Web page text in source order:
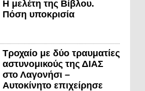
Η μελέτη της Βίβλου.
Πόση υποκρισία
Τροχαίο με δύο τραυματίες
αστυνομικούς της ΔΙΑΣ
στο Λαγονήσι –
Αυτοκίνητο επιχείρησε